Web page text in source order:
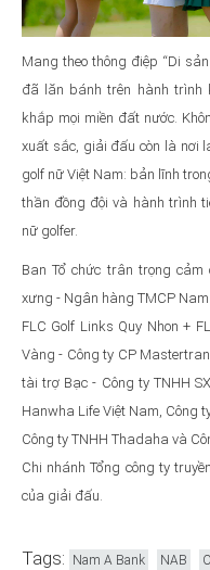
Mang theo thông điệp “Di
đã lăn bánh trên hành trình
khắp mọi miền đất nước.
xuất sắc, giải đấu còn là nơi
golf nữ Việt Nam: bản lĩnh
thần đồng đội và hành trình
nữ golfer.
Ban Tổ chức trân trọng
xưng - Ngân hàng TMCP
FLC Golf Links Quy Nhon +
Vàng - Công ty CP
tài trợ Bạc - Công ty TNHH
Hanwha Life Việt Nam, Công
Công ty TNHH Thadaha và
Chi nhánh Tổng công ty
của giải đấu.
Tags: Nam A Bank NAB